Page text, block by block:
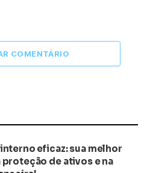
COMENTÁRIO
eficaz: sua melhor
proteção de ativos e na